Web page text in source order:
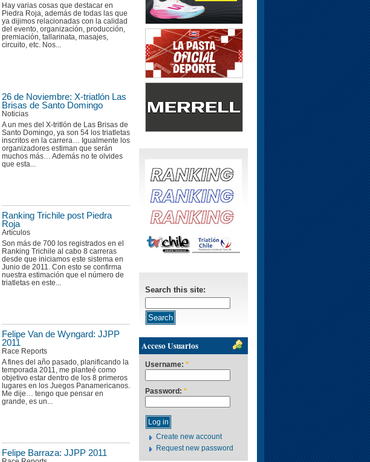
Hay varias cosas que destacar en
Piedra Roja, además de todas las que
ya dijimos relacionadas con la calidad
del evento, organización, producción,
premiación, tallarinata, masajes,
circuito, etc. Nos...
26 de Noviembre: X-triatlón Las
Brisas de Santo Domingo
Noticias
A un mes del X-tritlón de Las Brisas de
Santo Domingo, ya son 54 los triatletas
inscritos en la carrera… Igualmente los
organizadores estiman que serán
muchos más… Además no te olvides
que esta...
Ranking Trichile post Piedra
Roja
Artículos
Son más de 700 los registrados en el
Ranking Trichile al cabo 8 carreras
desde que iniciamos este sistema en
Junio de 2011. Con esto se confirma
nuestra estimación que el número de
triatletas en este...
Felipe Van de Wyngard: JJPP
2011
Race Reports
A fines del año pasado, planificando la
temporada 2011, me planteé como
objetivo estar dentro de los 8 primeros
lugares en los Juegos Panamericanos.
Me dije… tengo que pensar en
grande, es un...
Felipe Barraza: JJPP 2011
Search this site:
Acceso Usuarios
Username: *
Password: *
Create new account
Request new password